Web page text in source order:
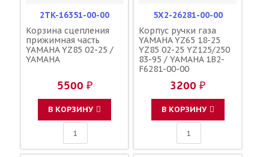
2TK-16351-00-00
Корзина сцепления
прижимная часть
YAMAHA YZ85 02-25 /
YAMAHA
5500 ₽
В КОРЗИНУ
5X2-26281-00-00
Корпус ручки газа
YAMAHA YZ65 18-25
YZ85 02-25 YZ125/250
83-95 / YAMAHA 1B2-
F6281-00-00
3200 ₽
В КОРЗИНУ